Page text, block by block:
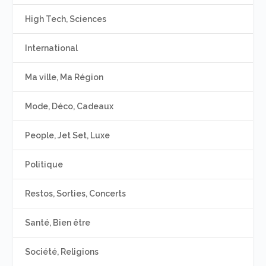
High Tech, Sciences
International
Ma ville, Ma Région
Mode, Déco, Cadeaux
People, Jet Set, Luxe
Politique
Restos, Sorties, Concerts
Santé, Bien être
Société, Religions